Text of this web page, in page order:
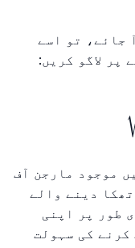
جائے، تو اسے
پر لاگو کریں:
موجود مارجن آف
دینے والے
طور پر اپنی
کرنے کی سہولت